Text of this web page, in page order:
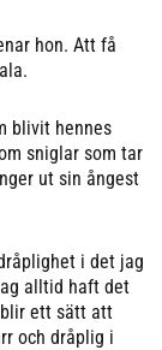
hon. Att få
blivit hennes
sniglar som tar
ut sin ångest
i det jag
alltid haft det
ett sätt att
och dråplig i